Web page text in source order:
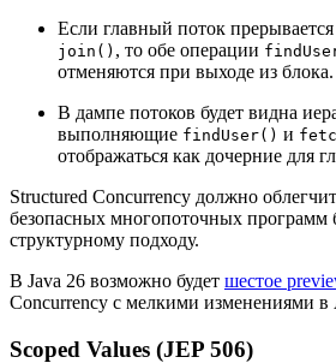
Если главный поток
join() , то обе операции
отменяются при выходе из блока.
В дампе потоков будет видна
выполняющие findUser() и
отображаться как дочерние для
Structured Concurrency должно
безопасных многопоточных программ
структурному подходу.
В Java 26 возможно будет шестое
Concurrency с мелкими изменениями в
Scoped Values (JEP 506)